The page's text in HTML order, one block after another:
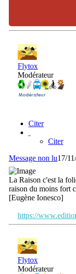
Flytox
Modérateur
Citer
Citer
Message non lu17/
La Raison c'est la
raison du moins fort
[Eugène Ionesco]
https://
Flytox
Modérateur